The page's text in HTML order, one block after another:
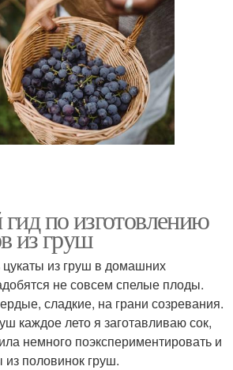
по изготовлению
из груш
цукаты из груш в домашних
не совсем спелые плоды.
сладкие, на грани созревания.
каждое лето я заготавливаю сок,
немного поэкспериментировать и
из половинок груш.